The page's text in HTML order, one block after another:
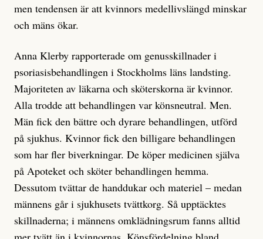
men tendensen är att kvinnors medellivslängd minskar
och mäns ökar.
Anna Klerby rapporterade om genusskillnader i
psoriasisbehandlingen i Stockholms läns landsting.
Majoriteten av läkarna och sköterskorna är kvinnor.
Alla trodde att behandlingen var könsneutral. Men.
Män fick den bättre och dyrare behandlingen, utförd
på sjukhus. Kvinnor fick den billigare behandlingen
som har fler biverkningar. De köper medicinen själva
på Apoteket och sköter behandlingen hemma.
Dessutom tvättar de handdukar och materiel – medan
männens går i sjukhusets tvättkorg. Så upptäcktes
skillnaderna; i männens omklädningsrum fanns alltid